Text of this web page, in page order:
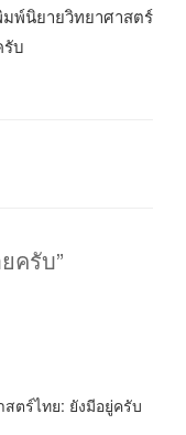
พ์นิยายวิทยาศาสตร์
บ
ครับ”
ตร์ไทย: ยังมีอยู่ครับ